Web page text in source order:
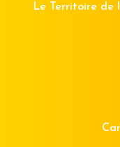
Le Territoire de